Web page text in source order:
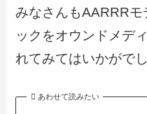
みなさんもAARRR
ックをオウンドメデ
れてみてはいかがで
あわせて読みたい